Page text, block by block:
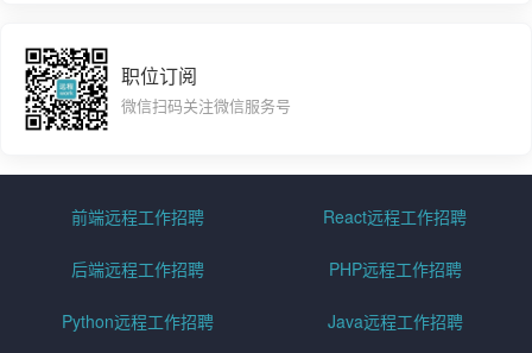
职位订阅
微信扫码关注微信服务号
前端远程工作招聘 React远程工作招聘
后端远程工作招聘 PHP远程工作招聘
Python远程工作招聘 Java远程工作招聘